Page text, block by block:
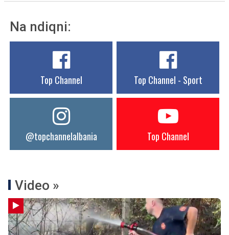
Na ndiqni:
Top Channel Top Channel - Sport
@topchannelalbania Top Channel
Video »